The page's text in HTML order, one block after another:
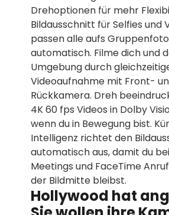
Drehoptionen für mehr
Bildausschnitt für Selfies und
passen alle aufs
automatisch. Filme dich und
Umgebung durch
Videoaufnahme mit Front-
Rückkamera. Dreh
4K 60 fps Videos in Dolby
wenn du in Bewegung bist.
Intelligenz richtet den
automatisch aus, damit du
Meetings und FaceTime
der Bildmitte bleibst.
Hollywood hat